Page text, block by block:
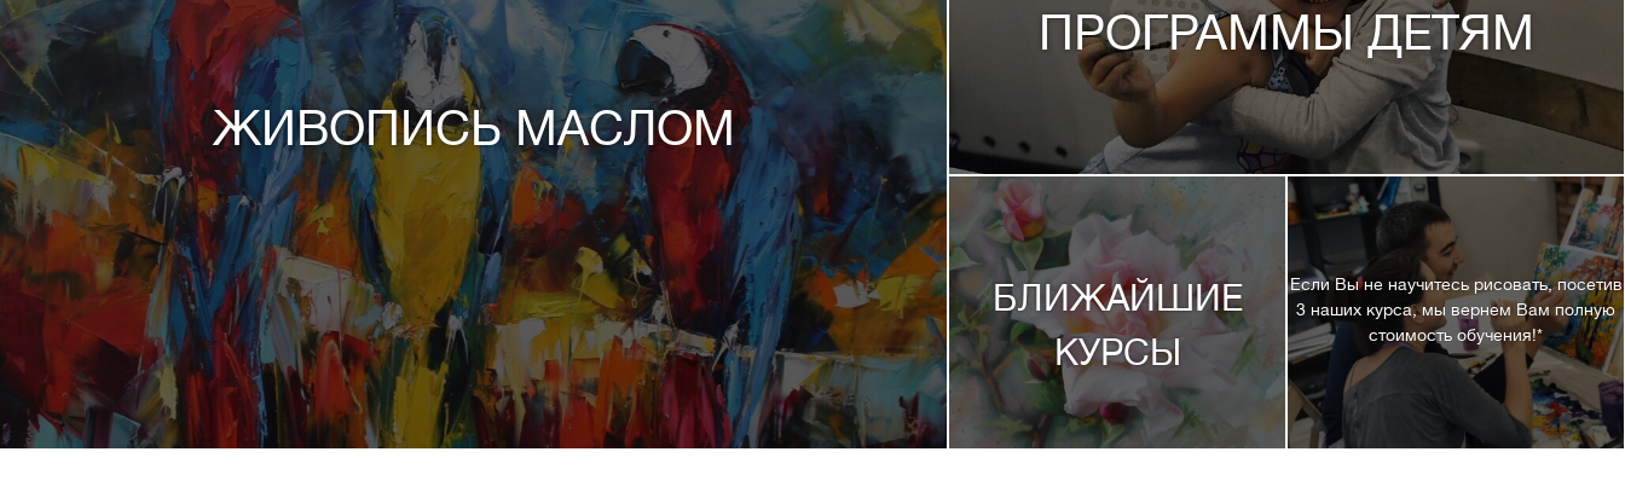
ЖИВОПИСЬ МАСЛОМ
ПРОГРАММЫ ДЕТЯМ
БЛИЖАЙШИЕ
КУРСЫ
Если Вы не научитесь рисовать, посетив
3 наших курса, мы вернем Вам полную
стоимость обучения!*